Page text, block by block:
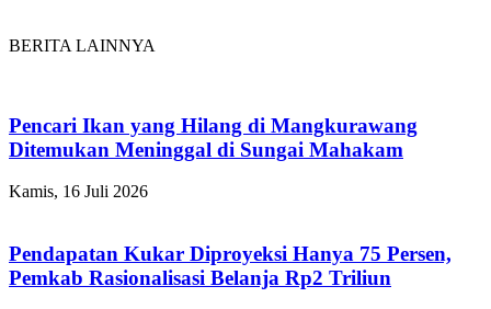
BERITA LAINNYA
Pencari Ikan yang Hilang di Mangkurawang
Ditemukan Meninggal di Sungai Mahakam
Kamis, 16 Juli 2026
Pendapatan Kukar Diproyeksi Hanya 75 Persen,
Pemkab Rasionalisasi Belanja Rp2 Triliun